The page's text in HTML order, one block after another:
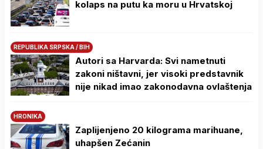
kolaps na putu ka moru u Hrvatskoj
REPUBLIKA SRPSKA / BIH
Autori sa Harvarda: Svi nametnuti
zakoni ništavni, jer visoki predstavnik
nije nikad imao zakonodavna ovlaštenja
HRONIKA
Zaplijenjeno 20 kilograma marihuane,
uhapšen Zećanin